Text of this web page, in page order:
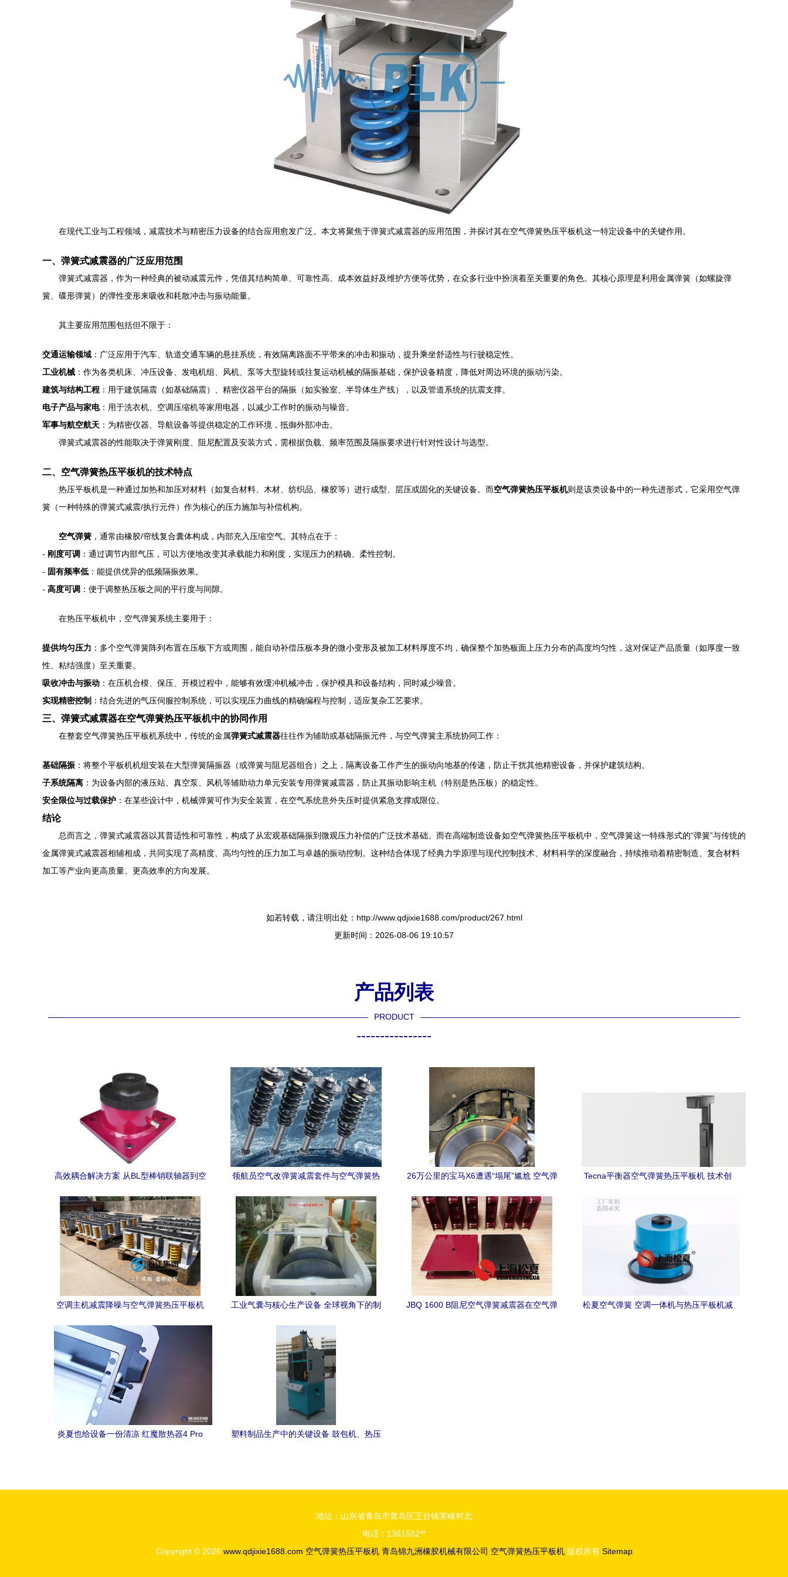
在现代工业与工程领域，减震技术与精密压力设备的结合应用愈发广泛。本文将聚焦于弹簧式减震器的应用范围，并探讨其在空气弹簧热压平板机这一特定设备中的关键作用。
一、弹簧式减震器的广泛应用范围
弹簧式减震器，作为一种经典的被动减震元件，凭借其结构简单、可靠性高、成本效益好及维护方便等优势，在众多行业中扮演着至关重要的角色。其核心原理是利用金属弹簧（如螺旋弹
簧、碟形弹簧）的弹性变形来吸收和耗散冲击与振动能量。
其主要应用范围包括但不限于：
交通运输领域 ：广泛应用于汽车、轨道交通车辆的悬挂系统，有效隔离路面不平带来的冲击和振动，提升乘坐舒适性与行驶稳定性。
工业机械 ：作为各类机床、冲压设备、发电机组、风机、泵等大型旋转或往复运动机械的隔振基础，保护设备精度，降低对周边环境的振动污染。
建筑与结构工程 ：用于建筑隔震（如基础隔震）、精密仪器平台的隔振（如实验室、半导体生产线），以及管道系统的抗震支撑。
电子产品与家电：用于洗衣机、空调压缩机等家用电器，以减少工作时的振动与噪音。
军事与航空航天 ：为精密仪器、导航设备等提供稳定的工作环境，抵御外部冲击。
弹簧式减震器的性能取决于弹簧刚度、阻尼配置及安装方式，需根据负载、频率范围及隔振要求进行针对性设计与选型。
二、空气弹簧热压平板机的技术特点
热压平板机是一种通过加热和加压对材料（如复合材料、木材、纺织品、橡胶等）进行成型、层压或固化的关键设备。而空气弹簧热压平板机则是该类设备中的一种先进形式，它采用空气弹
簧（一种特殊的弹簧式减震/执行元件）作为核心的压力施加与补偿机构。
空气弹簧 ，通常由橡胶/帘线复合囊体构成，内部充入压缩空气。其特点在于：
- 刚度可调 ：通过调节内部气压，可以方便地改变其承载能力和刚度，实现压力的精确、柔性控制。
- 固有频率低 ：能提供优异的低频隔振效果。
- 高度可调 ：便于调整热压板之间的平行度与间隙。
在热压平板机中，空气弹簧系统主要用于：
提供均匀压力 ：多个空气弹簧阵列布置在压板下方或周围，能自动补偿压板本身的微小变形及被加工材料厚度不均，确保整个加热板面上压力分布的高度均匀性，这对保证产品质量（如厚度一致
性、粘结强度）至关重要。
吸收冲击与振动 ：在压机合模、保压、开模过程中，能够有效缓冲机械冲击，保护模具和设备结构，同时减少噪音。
实现精密控制 ：结合先进的气压伺服控制系统，可以实现压力曲线的精确编程与控制，适应复杂工艺要求。
三、弹簧式减震器在空气弹簧热压平板机中的协同作用
在整套空气弹簧热压平板机系统中，传统的金属弹簧式减震器往往作为辅助或基础隔振元件，与空气弹簧主系统协同工作：
基础隔振 ：将整个平板机机组安装在大型弹簧隔振器（或弹簧与阻尼器组合）之上，隔离设备工作产生的振动向地基的传递，防止干扰其他精密设备，并保护建筑结构。
子系统隔离 ：为设备内部的液压站、真空泵、风机等辅助动力单元安装专用弹簧减震器，防止其振动影响主机（特别是热压板）的稳定性。
安全限位与过载保护 ：在某些设计中，机械弹簧可作为安全装置，在空气系统意外失压时提供紧急支撑或限位。
结论
总而言之，弹簧式减震器以其普适性和可靠性，构成了从宏观基础隔振到微观压力补偿的广泛技术基础。而在高端制造设备如空气弹簧热压平板机中，空气弹簧这一特殊形式的“弹簧”与传统的
金属弹簧式减震器相辅相成，共同实现了高精度、高均匀性的压力加工与卓越的振动控制。这种结合体现了经典力学原理与现代控制技术、材料科学的深度融合，持续推动着精密制造、复合材料
加工等产业向更高质量、更高效率的方向发展。
如若转载，请注明出处：http://www.qdjixie1688.com/product/267.html
更新时间：2026-08-06 19:10:57
产品列表
PRODUCT
----------------
高效耦合解决方案 从BL型棒销联轴器到空
领航员空气改弹簧减震套件与空气弹簧热
级
26万公里的宝马X6遭遇“塌尾”尴尬 空气弹
Tecna平衡器空气弹簧热压平板机 技术创
空调主机减震降噪与空气弹簧热压平板机
工业气囊与核心生产设备 全球视角下的制
JBQ 1600 B阻尼空气弹簧减震器在空气弹
松夏空气弹簧 空调一体机与热压平板机减
炎夏也给设备一份清凉 红魔散热器4 Pro
塑料制品生产中的关键设备 鼓包机、热压
地址：山东省青岛市黄岛区王台镇莱疃村北
电话：1361582**
Copyright © 2026 www.qdjixie1688.com 空气弹簧热压平板机 青岛锦九洲橡胶机械有限公司 空气弹簧热压平板机版权所有 Sitemap